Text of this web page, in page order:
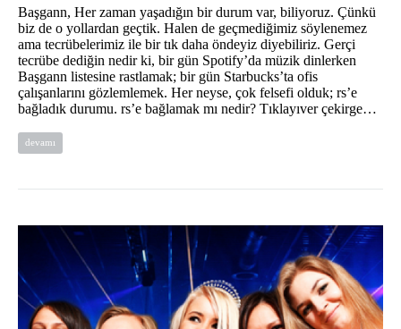
Başgann, Her zaman yaşadığın bir durum var, biliyoruz. Çünkü
biz de o yollardan geçtik. Halen de geçmediğimiz söylenemez
ama tecrübelerimiz ile bir tık daha öndeyiz diyebiliriz. Gerçi
tecrübe dediğin nedir ki, bir gün Spotify’da müzik dinlerken
Başgann listesine rastlamak; bir gün Starbucks’ta ofis
çalışanlarını gözlemlemek. Her neyse, çok felsefi olduk; rs’e
bağladık durumu. rs’e bağlamak mı nedir? Tıklayıver çekirge…
devamı